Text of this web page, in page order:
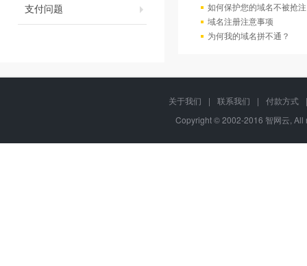
支付问题
如何保护您的域名不被抢注
域名注册注意事项
为何我的域名拼不通？
关于我们 | 联系我们 | 付款方式
|
Copyright © 2002-2016 智网云,